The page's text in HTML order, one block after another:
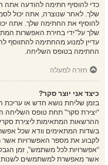
כדי להוסיף חתימה להודעה אתה
שלך. לאחר שנוצרה, אתה יכול
להוסיף את החתימה שלך. אתה
שלך על־ידי בחירת האפשרות
עדיין למנוע מהחתימה להתווסף
החתימה בטופס השליחה.
חזרה למעלה
כיצד אני יוצר סקר?
בזמן שליחת נושא חדש או עריכת
“יצירת סקר” תחת טופס השליחה
ההרשאות המתאימות ליצירת
בשדות המתאימים וודא שכל
לקבוע את מספר האפשרויות
אשר מאפשרת למשתמשים